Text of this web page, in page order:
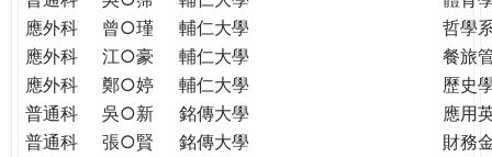
應外科
曾○瑾 輔仁大學
哲學
應外科
江○豪 輔仁大學
餐旅
應外科
鄭○婷 輔仁大學
歷史
普通科
吳○新 銘傳大學
應用
普通科
張○賢 銘傳大學
財務